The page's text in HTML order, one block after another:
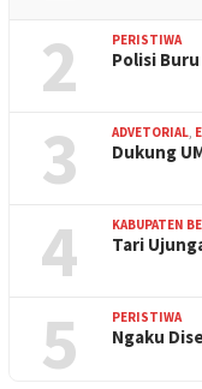
2 PERISTIWA
Polisi
3 ADVETORIAL,
Dukung
4 KABUPATEN
Tari
5 PERISTIWA
Ngaku